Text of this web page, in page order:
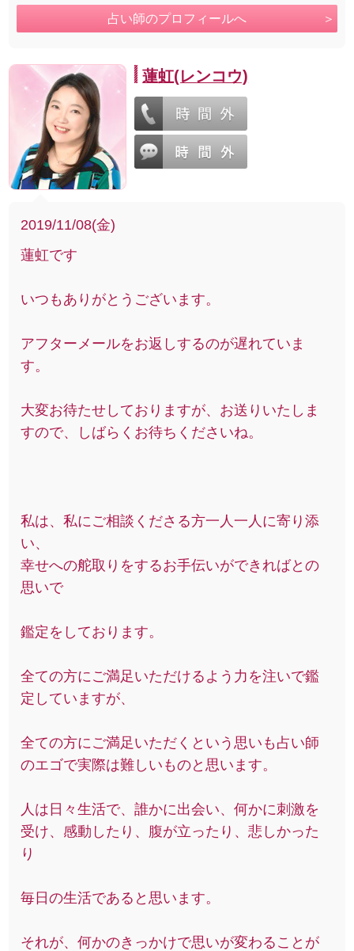
占い師のプロフィールへ
蓮虹(レンコウ)
2019/11/08(金)
蓮虹です
いつもありがとうございます。
アフターメールをお返しするのが遅れていま
す。
大変お待たせしておりますが、お送りいたしま
すので、しばらくお待ちくださいね。
私は、私にご相談くださる方一人一人に寄り添
い、
幸せへの舵取りをするお手伝いができればとの
思いで
鑑定をしております。
全ての方にご満足いただけるよう力を注いで鑑
定していますが、
全ての方にご満足いただくという思いも占い師
のエゴで実際は難しいものと思います。
人は日々生活で、誰かに出会い、何かに刺激を
受け、感動したり、腹が立ったり、悲しかった
り
毎日の生活であると思います。
それが、何かのきっかけで思いが変わることが